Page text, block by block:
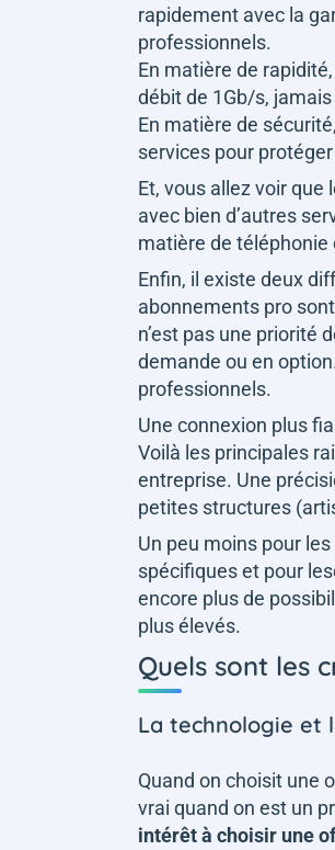
rapidement avec la
professionnels.
En matière de
débit de 1Gb/s,
En matière de
services pour
Et, vous allez voir
avec bien d’autres
matière de téléphonie
Enfin, il existe deux
abonnements pro
n’est pas une priorité
demande ou en
professionnels.
Une connexion plus
Voilà les principales
entreprise. Une
petites structures
Un peu moins pour
spécifiques et pour
encore plus de
plus élevés.
Quels sont les
La technologie et
Quand on choisit une
vrai quand on est un
intérêt à choisir une